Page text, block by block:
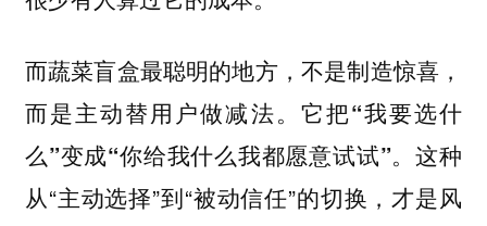
而蔬菜盲盒最聪明的地方，不是制造惊喜，
而是主动替用户做减法。 它把“我要选什
么”变成“你给我什么我都愿意试试”。这种
从“主动选择”到“被动信任”的切换，才是风